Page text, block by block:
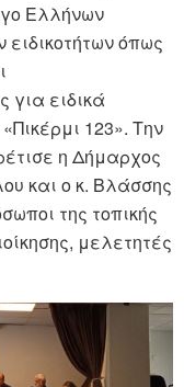
Ελλήνων
όπως
ειδικά
123». Την
η Δήμαρχος
και ο κ. Βλάσσης
της τοπικής
μελετητές